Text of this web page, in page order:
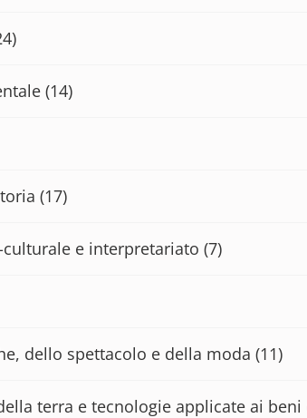
(14)
(17)
e interpretariato (7)
dello spettacolo e della moda (11)
terra e tecnologie applicate ai